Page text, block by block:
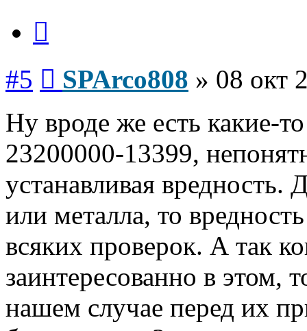
#5 SPArco808 » 08 окт
Ну вроде же есть какие-
23200000-13399,
устанавливая вредность.
или металла, то
всяких проверок. А так
заинтересованно в этом,
нашем случае перед их